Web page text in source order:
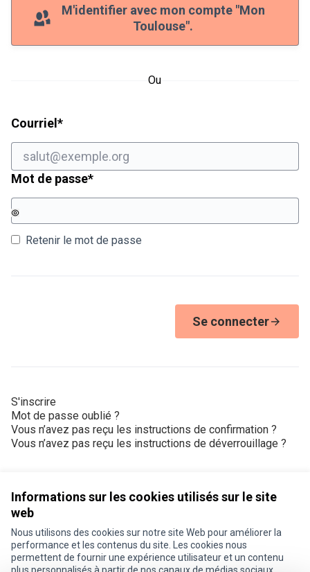
Informations sur les cookies utilisés sur le site
web
Nous utilisons des cookies sur notre site Web pour améliorer la
performance et les contenus du site. Les cookies nous
permettent de fournir une expérience utilisateur et un contenu
M'identifier avec mon compte "Mon
Toulouse".
Ou
Courriel *Champ obligatoire
Mot de passe*Champ obligatoire
Retenir le mot de passe
Se connecter
S'inscrire
Mot de passe oublié ?
Vous n’avez pas reçu les instructions de confirmation ?
Vous n’avez pas reçu les instructions de déverrouillage ?
Conditions d'utilisation
Paramètres des cookies
Je participe ! sur X
Je participe ! sur Facebook
Je participe ! sur Instagram